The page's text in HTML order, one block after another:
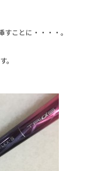
ことに・・・・。
。